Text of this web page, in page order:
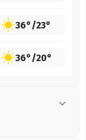
36°/23°
36°/20°